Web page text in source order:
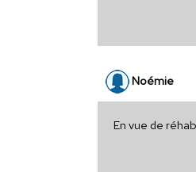
Noémie
En vue de